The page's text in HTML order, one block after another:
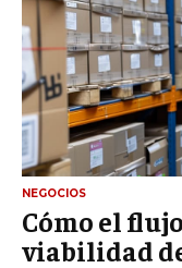
NEGOCIOS
Cómo el
viabilidad